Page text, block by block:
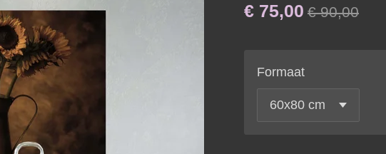
€ 75,00 € 90,00
Formaat